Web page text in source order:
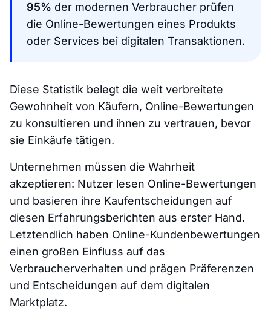
95% der modernen Verbraucher prüfen
die Online-Bewertungen eines Produkts
oder Services bei digitalen Transaktionen.
Diese Statistik belegt die weit verbreitete
Gewohnheit von Käufern, Online-Bewertungen
zu konsultieren und ihnen zu vertrauen, bevor
sie Einkäufe tätigen.
Unternehmen müssen die Wahrheit
akzeptieren: Nutzer lesen Online-Bewertungen
und basieren ihre Kaufentscheidungen auf
diesen Erfahrungsberichten aus erster Hand.
Letztendlich haben Online-Kundenbewertungen
einen großen Einfluss auf das
Verbraucherverhalten und prägen Präferenzen
und Entscheidungen auf dem digitalen
Marktplatz.